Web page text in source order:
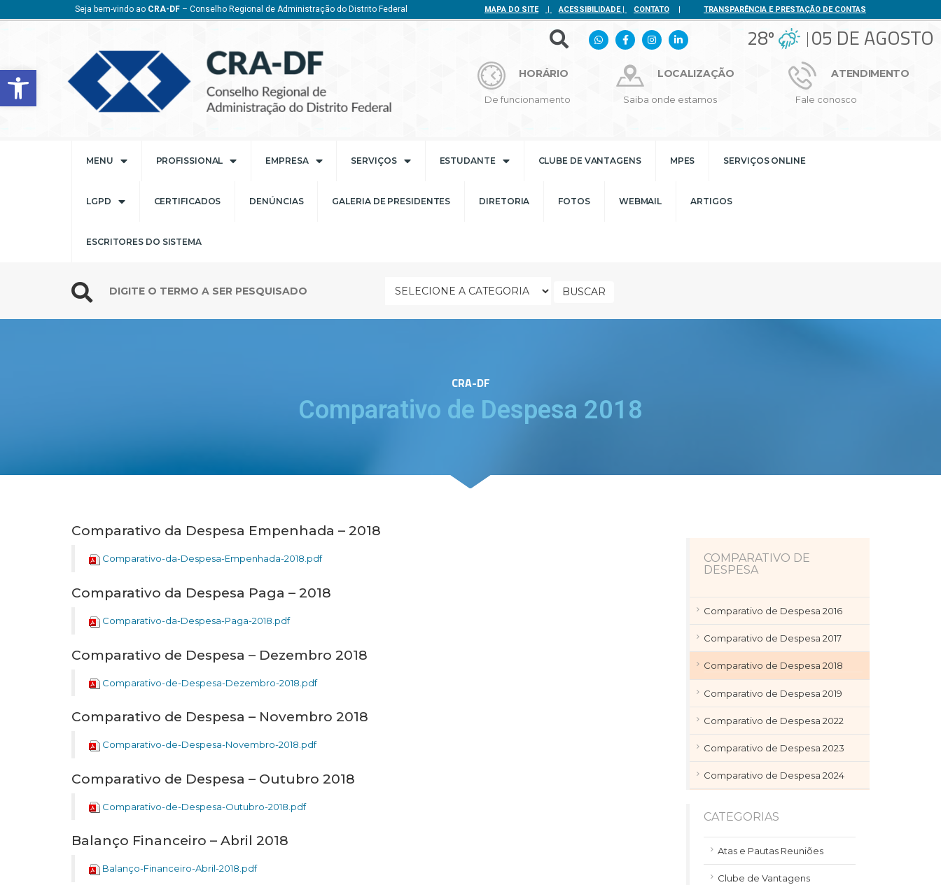
Barra de Ferramentas Aberta
Seja bem-vindo ao CRA-DF – Conselho Regional de Administração do Distrito Federal MAPA DO SITE | ACESSIBILIDADE| CONTATO | TRANSPARÊNCIA E PRESTAÇÃO DE CONTAS
28º 05 DE AGOSTO
HORÁRIO
De funcionamento
LOCALIZAÇÃO
Saiba onde estamos
ATENDIMENTO
Fale conosco
MENU PROFISSIONAL EMPRESA SERVIÇOS ESTUDANTE CLUBE DE VANTAGENS MPES SERVIÇOS ONLINE
LGPD CERTIFICADOS DENÚNCIAS GALERIA DE PRESIDENTES DIRETORIA FOTOS WEBMAIL ARTIGOS
ESCRITORES DO SISTEMA
BUSCAR
CRA-DF
Comparativo de Despesa 2018
Comparativo da Despesa Empenhada – 2018
Comparativo-da-Despesa-Empenhada-2018.pdf
Comparativo da Despesa Paga – 2018
Comparativo-da-Despesa-Paga-2018.pdf
Comparativo de Despesa – Dezembro 2018
Comparativo-de-Despesa-Dezembro-2018.pdf
Comparativo de Despesa – Novembro 2018
Comparativo-de-Despesa-Novembro-2018.pdf
Comparativo de Despesa – Outubro 2018
Comparativo-de-Despesa-Outubro-2018.pdf
Balanço Financeiro – Abril 2018
Balanço-Financeiro-Abril-2018.pdf
COMPARATIVO DE
DESPESA
Comparativo de Despesa 2016
Comparativo de Despesa 2017
Comparativo de Despesa 2018
Comparativo de Despesa 2019
Comparativo de Despesa 2022
Comparativo de Despesa 2023
Comparativo de Despesa 2024
CATEGORIAS
Atas e Pautas Reuniões
Clube de Vantagens